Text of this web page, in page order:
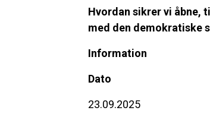
Hvordan sikrer vi åbne,
med den demokratiske
Information
Dato
23.09.2025